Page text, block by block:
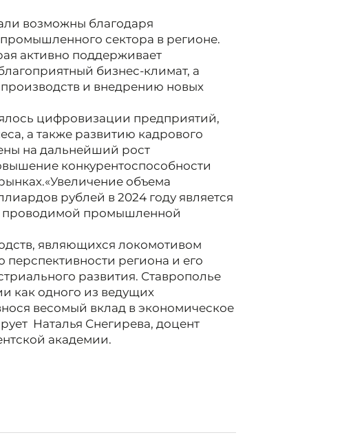
возможны благодаря
сектора в регионе.
активно поддерживает
бизнес-климат, а
и внедрению новых
цифровизации предприятий,
а также развитию кадрового
на дальнейший рост
конкурентоспособности
объема
рублей в 2024 году является
проводимой промышленной
являющихся локомотивом
перспективности региона и его
развития. Ставрополье
как одного из ведущих
весомый вклад в экономическое
Наталья Снегирева, доцент
академии.